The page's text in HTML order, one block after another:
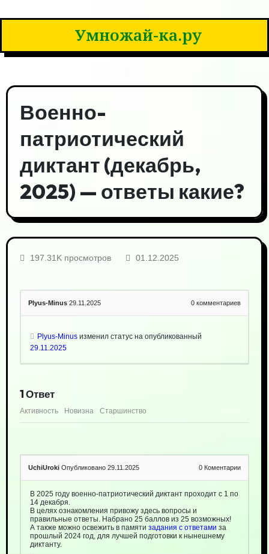
Умножай-ка.ру
Военно-
патриотический
диктант (декабрь,
2025) — ответы какие?
197.31K просмотров 01.12.2025
Plyus-Minus 29.11.2025 0 комментариев
Plyus-Minusизменил статус на опубликованный
29.11.2025
1Ответ
Активность Новизна Старшинство
UchiUroki Опубликовано 29.11.2025 0 Коментарии
В 2025 году военно-патриотический диктант проходит с 1 по
14 декабря.
В целях ознакомления привожу здесь вопросы и
правильные ответы. Набрано 25 баллов из 25 возможных!
А также можно освежить в памяти задания с ответами за
прошлый 2024 год, для лучшей подготовки к нынешнему
диктанту.